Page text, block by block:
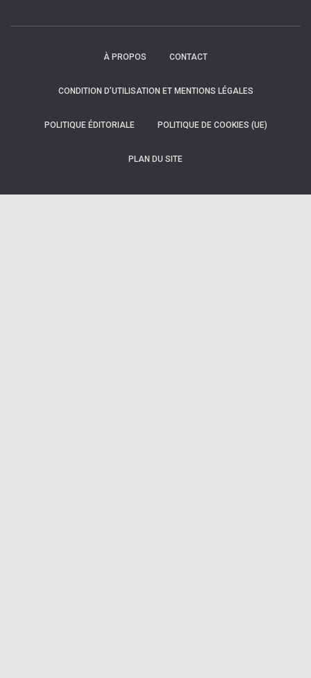
À PROPOS CONTACT
CONDITION D’UTILISATION ET MENTIONS LÉGALES
POLITIQUE ÉDITORIALE POLITIQUE DE COOKIES (UE)
PLAN DU SITE